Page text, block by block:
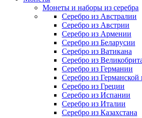
Монеты и наборы из серебра
Серебро из Австралии
Серебро из Австрии
Серебро из Армении
Серебро из Беларусии
Серебро из Ватикана
Серебро из
Серебро из Германии
Серебро из
Серебро из Греции
Серебро из Испании
Серебро из Италии
Серебро из Казахстана